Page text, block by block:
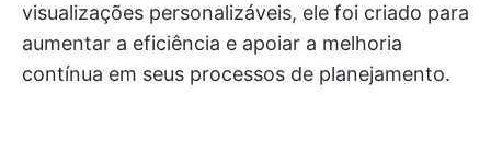
visualizações personalizáveis, ele foi criado para
aumentar a eficiência e apoiar a melhoria
contínua em seus processos de planejamento.